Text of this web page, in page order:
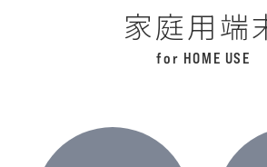
家庭用端
for HOME USE